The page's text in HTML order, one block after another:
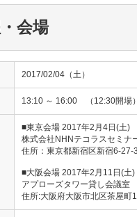
会場
2017/02/04（土）
13:10 ～ 16:00 （12:30開場
■東京会場 2017年2月4日(土)
株式会社NHNテコラスセミナ
住所：東京都新宿区新宿6-
■大阪会場 2017年2月11日(土)
アプローズタワー貸し会議室
住所:大阪府大阪市北区茶屋町